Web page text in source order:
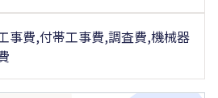
事費,付帯工事費,調査費,機械器